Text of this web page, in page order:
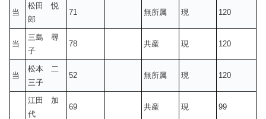
当
松田 悦
郎
71 無所属 現 120
当
三島 尋
子
78 共産 現 120
当
松本 二
三子
52 無所属 現 120
江田 加
代
69 共産 現 99